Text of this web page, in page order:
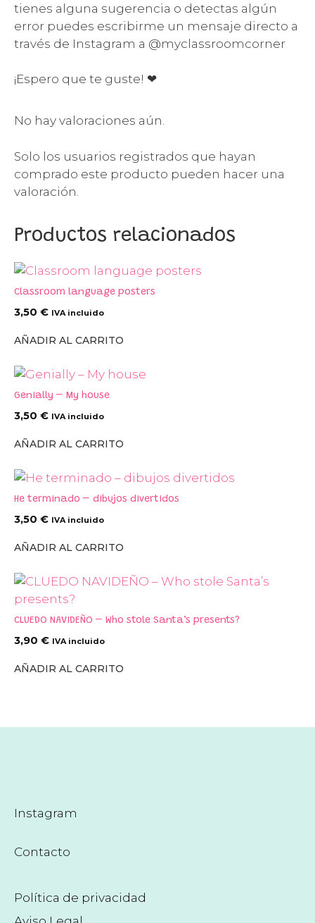
tienes alguna sugerencia o detectas algún
error puedes escribirme un mensaje directo a
través de Instagram a @myclassroomcorner
¡Espero que te guste! ❤
No hay valoraciones aún.
Solo los usuarios registrados que hayan
comprado este producto pueden hacer una
valoración.
Productos relacionados
Classroom language posters
3,50 € IVA incluido
AÑADIR AL CARRITO
Genially – My house
3,50 € IVA incluido
AÑADIR AL CARRITO
He terminado – dibujos divertidos
3,50 € IVA incluido
AÑADIR AL CARRITO
CLUEDO NAVIDEÑO – Who stole Santa’s presents?
3,90 € IVA incluido
AÑADIR AL CARRITO
Instagram
Contacto
Política de privacidad